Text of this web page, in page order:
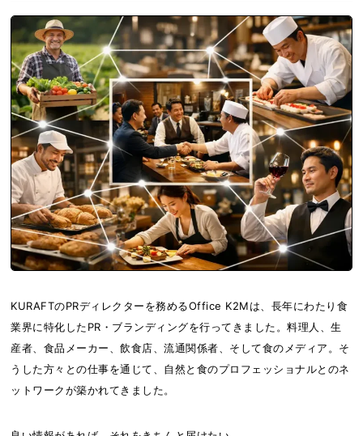
KURAFTのPRディレクターを務めるOffice K2Mは、長年にわたり食
業界に特化したPR・ブランディングを行ってきました。料理人、生
産者、食品メーカー、飲食店、流通関係者、そして食のメディア。そ
うした方々との仕事を通じて、自然と食のプロフェッショナルとのネ
ットワークが築かれてきました。